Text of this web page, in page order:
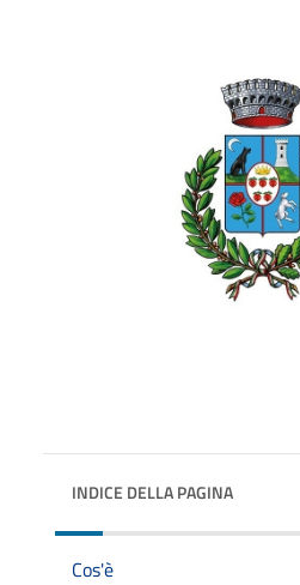
INDICE DELLA PAGINA
Cos'è